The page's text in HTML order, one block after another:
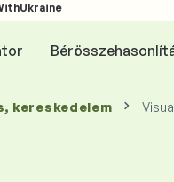
kereskedelem